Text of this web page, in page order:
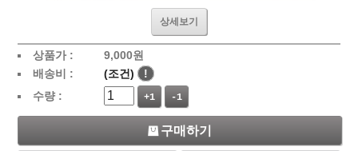
상세보기
상품가 : 9,000원
배송비 :
(조건)
!
수량 :
+1 -1
구매하기